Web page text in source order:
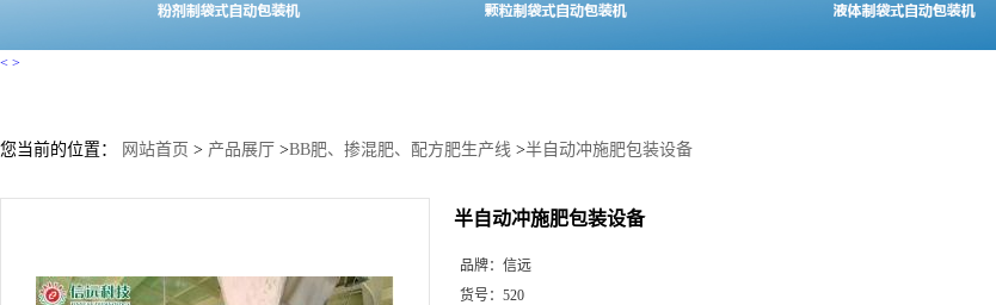
< >
您当前的位置： 网站首页 > 产品展厅 >BB肥、掺混肥、配方肥生产线 >半自动冲施肥包装设备
半自动冲施肥包装设备
品牌： 信远
货号： 520